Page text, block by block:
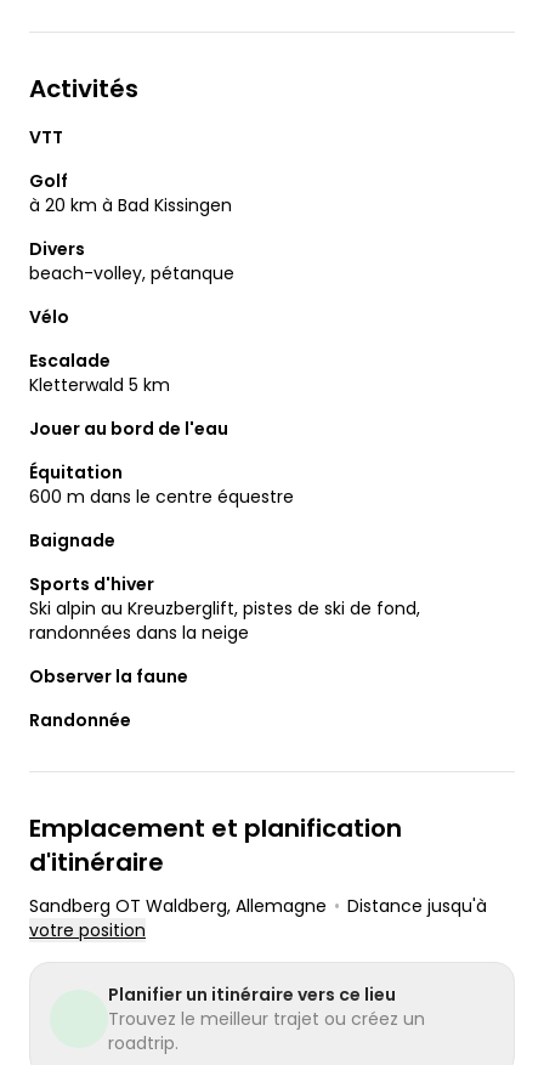
Activités
VTT
Golf
à 20 km à Bad Kissingen
Divers
beach-volley, pétanque
Vélo
Escalade
Kletterwald 5 km
Jouer au bord de l'eau
Équitation
600 m dans le centre équestre
Baignade
Sports d'hiver
Ski alpin au Kreuzberglift, pistes de ski de fond,
randonnées dans la neige
Observer la faune
Randonnée
Emplacement et planification
d'itinéraire
Sandberg OT Waldberg, Allemagne • Distance jusqu'à
votre position
Planifier un itinéraire vers ce lieu
Trouvez le meilleur trajet ou créez un
roadtrip.